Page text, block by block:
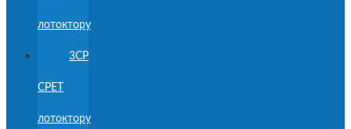
лотоктору
3CP
CPET
лотоктору